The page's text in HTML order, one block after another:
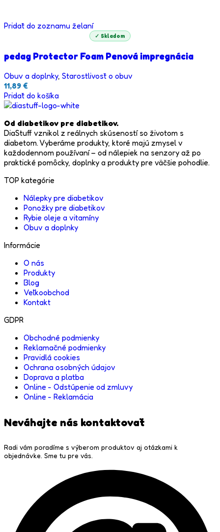
Pridať do zoznamu želaní
✓ Skladom
pedag Protector Foam Penová impregnácia
Obuv a doplnky, Starostlivosť o obuv
11,89 €
Pridať do košíka
Od diabetikov pre diabetikov.
DiaStuff vznikol z reálnych skúseností so životom s
diabetom. Vyberáme produkty, ktoré majú zmysel v
každodennom používaní – od nálepiek na senzory až po
praktické pomôcky, doplnky a produkty pre väčšie pohodlie.
TOP kategórie
Nálepky pre diabetikov
Ponožky pre diabetikov
Rybie oleje a vitamíny
Obuv a doplnky
Informácie
O nás
Produkty
Blog
Veľkoobchod
Kontakt
GDPR
Obchodné podmienky
Reklamačné podmienky
Pravidlá cookies
Ochrana osobných údajov
Doprava a platba
Online - Odstúpenie od zmluvy
Online - Reklamácia
Neváhajte nás kontaktovať
Radi vám poradíme s výberom produktov aj otázkami k
objednávke. Sme tu pre vás.